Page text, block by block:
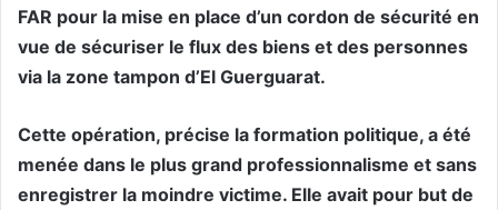
FAR pour la mise en place d’un cordon de sécurité en
vue de sécuriser le flux des biens et des personnes
via la zone tampon d’El Guerguarat.
Cette opération, précise la formation politique, a été
menée dans le plus grand professionnalisme et sans
enregistrer la moindre victime. Elle avait pour but de